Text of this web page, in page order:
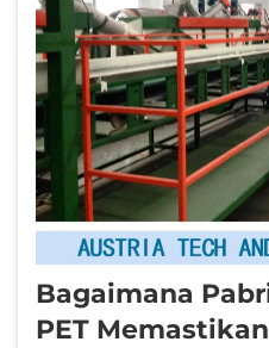
Bagaimana
PET